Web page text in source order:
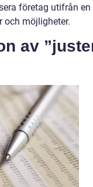
företag utifrån en
och möjligheter.
av